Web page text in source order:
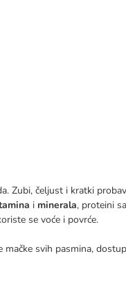
Zubi, čeljust i kratki
i minerala, proteini
se voće i povrće.
svih pasmina,